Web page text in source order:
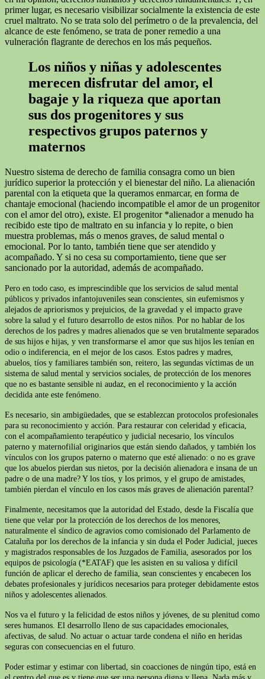
primer lugar, es necesario visibilizar socialmente la existencia de este
cruel maltrato. No se trata solo del perímetro o de la prevalencia, del
alcance de este fenómeno, se trata de poner remedio a una
vulneración flagrante de derechos en los más pequeños.
Los niños y niñas y adolescentes
merecen disfrutar del amor, el
bagaje y la riqueza que aportan
sus dos progenitores y sus
respectivos grupos paternos y
maternos
Nuestro sistema de derecho de familia consagra como un bien
jurídico superior la protección y el bienestar del niño. La alienación
parental con la etiqueta que la queramos enmarcar, en forma de
chantaje emocional (haciendo incompatible el amor de un progenitor
con el amor del otro), existe. El progenitor *alienador a menudo ha
recibido este tipo de maltrato en su infancia y lo repite, o bien
muestra problemas, más o menos graves, de salud mental o
emocional. Por lo tanto, también tiene que ser atendido y
acompañado. Y si no cesa su comportamiento, tiene que ser
sancionado por la autoridad, además de acompañado.
Pero en todo caso, es imprescindible que los servicios de salud mental
públicos y privados infantojuveniles sean conscientes, sin eufemismos y
alejados de apriorismos y prejuicios, de la gravedad y el impacto grave
sobre la salud y el futuro desarrollo de estos niños. Por no hablar de los
derechos de los padres y madres alienados que se ven brutalmente separados
de sus hijos e hijas, y ven transformarse el amor que sus hijos les tenían en
odio o indiferencia, en el mejor de los casos. Estos padres y madres,
abuelos, tíos y familiares también son, reitero, las segundas víctimas de un
sistema de salud mental y servicios sociales, de protección de los menores
que no es bastante sensible ni audaz, en el reconocimiento y la acción
decidida ante este fenómeno.
Es necesario, sin ambigüedades, que se establezcan protocolos profesionales
para su reconocimiento y acción. Para restaurar con celeridad y eficacia,
con el acompañamiento terapéutico y judicial necesario, los vínculos
paterno y maternofilial originarios que están siendo dañados, y también los
vínculos con los grupos paterno o materno que esté alienado: o no es grave
que los abuelos pierdan sus nietos, por la decisión alienadora e insana de un
padre o de una madre? Y los tíos, y los primos, y el grupo de amistades,
también pierdan el vínculo en los casos más graves de alienación parental?
Finalmente, necesitamos que la autoridad del Estado, desde la Fiscalía que
tiene que velar por la protección de los derechos de los menores,
naturalmente el síndico de agravios como comisionado del Parlamento de
Cataluña por los derechos de la infancia y sin duda el Poder Judicial, jueces
y magistrados responsables de los Juzgados de Familia, asesorados por los
equipos de psicología (*EATAF) que les asisten en su valiosa y difícil
función de aplicar el derecho de familia, sean conscientes y encabecen los
debates profesionales y jurídicos necesarios para proteger debidamente estos
niños y adolescentes alienados.
Nos va el futuro y la felicidad de estos niños y jóvenes, de su plenitud como
seres humanos. El desarrollo lleno de sus capacidades emocionales,
afectivas, de salud. No actuar o actuar tarde condena el niño en heridas
seguras con consecuencias en el futuro.
Poder estimar y estimar con libertad, sin coacciones de ningún tipo, está en